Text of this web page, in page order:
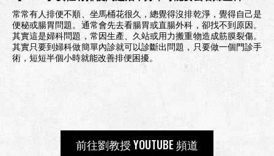
常常有人排便不順、坐馬桶花很久，總覺得沒排乾淨，覺得自己是
便秘或腸胃問題。通常會先去看腸胃或直腸外科，卻找不到原因。
其實這是婦科問題，常因生產、久站或用力搬重物造成筋膜裂傷。
其實只要到婦科做簡單內診就可以診斷出問題，只要做一個門診手
術，短短半個小時就能改善排便困擾。
前往劉教授 YOUTUBE 頻道